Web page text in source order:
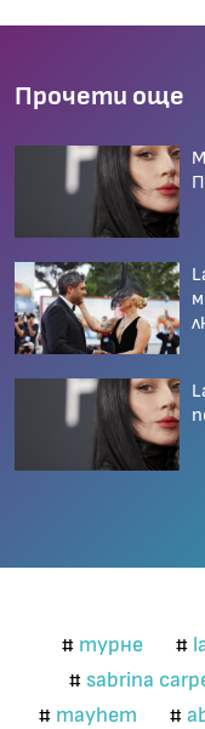
Прочети още
# турне #
# sabrina
# mayhem #